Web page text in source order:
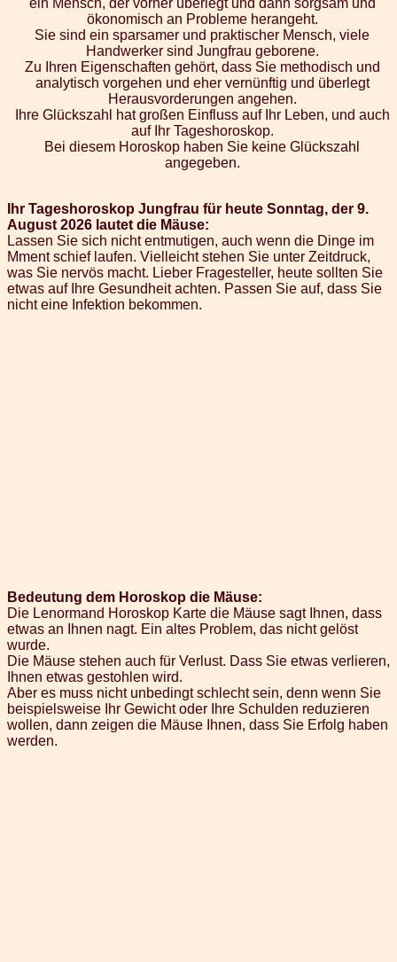
ökonomisch an Probleme herangeht.
Sie sind ein sparsamer und praktischer Mensch, viele
Handwerker sind Jungfrau geborene.
Zu Ihren Eigenschaften gehört, dass Sie methodisch und
analytisch vorgehen und eher vernünftig und überlegt
Herausvorderungen angehen.
Ihre Glückszahl hat großen Einfluss auf Ihr Leben, und auch
auf Ihr Tageshoroskop.
Bei diesem Horoskop haben Sie keine Glückszahl
angegeben.
Ihr Tageshoroskop Jungfrau für heute Sonntag, der 9.
August 2026 lautet die Mäuse:
Lassen Sie sich nicht entmutigen, auch wenn die Dinge im
Mment schief laufen. Vielleicht stehen Sie unter Zeitdruck,
was Sie nervös macht. Lieber Fragesteller, heute sollten Sie
etwas auf Ihre Gesundheit achten. Passen Sie auf, dass Sie
nicht eine Infektion bekommen.
Bedeutung dem Horoskop die Mäuse:
Die Lenormand Horoskop Karte die Mäuse sagt Ihnen, dass
etwas an Ihnen nagt. Ein altes Problem, das nicht gelöst
wurde.
Die Mäuse stehen auch für Verlust. Dass Sie etwas verlieren,
Ihnen etwas gestohlen wird.
Aber es muss nicht unbedingt schlecht sein, denn wenn Sie
beispielsweise Ihr Gewicht oder Ihre Schulden reduzieren
wollen, dann zeigen die Mäuse Ihnen, dass Sie Erfolg haben
werden.